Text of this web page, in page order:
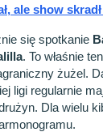
ale show
się spotkanie
. To właśnie
żużel.
ligi regularnie
Dla wielu